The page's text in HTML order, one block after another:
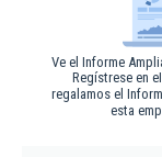
Ve el Informe
Regístrese en
regalamos el
esta